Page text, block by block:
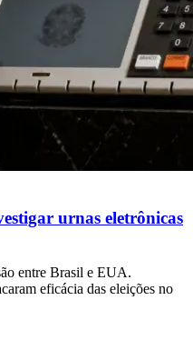
urnas eletrônicas
entre Brasil e EUA.
eficácia das eleições no